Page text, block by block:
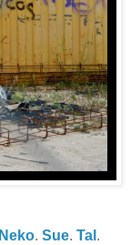
Neko. Sue. Tal .